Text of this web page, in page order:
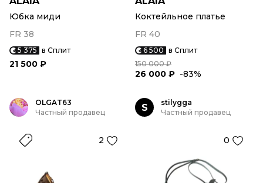
Юбка миди
FR 38
5 375 в Сплит
21 500 ₽
Коктейльное платье
FR 40
6 500 в Сплит
150 000 ₽
26 000 ₽ -83%
OLGAT63
Частный продавец
2
S
stilygga
Частный продавец
0